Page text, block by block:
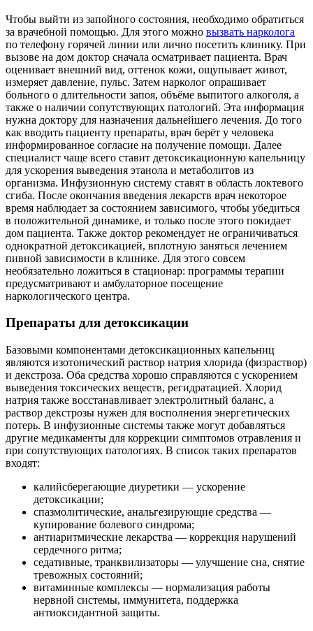
Чтобы выйти из запойного состояния, необходимо обратиться
за врачебной помощью. Для этого можно вызвать нарколога
по телефону горячей линии или лично посетить клинику. При
вызове на дом доктор сначала осматривает пациента. Врач
оценивает внешний вид, оттенок кожи, ощупывает живот,
измеряет давление, пульс. Затем нарколог опрашивает
больного о длительности запоя, объёме выпитого алкоголя, а
также о наличии сопутствующих патологий. Эта информация
нужна доктору для назначения дальнейшего лечения. До того
как вводить пациенту препараты, врач берёт у человека
информированное согласие на получение помощи. Далее
специалист чаще всего ставит детоксикационную капельницу
для ускорения выведения этанола и метаболитов из
организма. Инфузионную систему ставят в область локтевого
сгиба. После окончания введения лекарств врач некоторое
время наблюдает за состоянием зависимого, чтобы убедиться
в положительной динамике, и только после этого покидает
дом пациента. Также доктор рекомендует не ограничиваться
однократной детоксикацией, вплотную заняться лечением
пивной зависимости в клинике. Для этого совсем
необязательно ложиться в стационар: программы терапии
предусматривают и амбулаторное посещение
наркологического центра.
Препараты для детоксикации
Базовыми компонентами детоксикационных капельниц
являются изотонический раствор натрия хлорида (физраствор)
и декстроза. Оба средства хорошо справляются с ускорением
выведения токсических веществ, регидратацией. Хлорид
натрия также восстанавливает электролитный баланс, а
раствор декстрозы нужен для восполнения энергетических
потерь. В инфузионные системы также могут добавляться
другие медикаменты для коррекции симптомов отравления и
при сопутствующих патологиях. В список таких препаратов
входят:
калийсберегающие диуретики — ускорение
детоксикации;
спазмолитические, анальгезирующие средства —
купирование болевого синдрома;
антиаритмические лекарства — коррекция нарушений
сердечного ритма;
седативные, транквилизаторы — улучшение сна, снятие
тревожных состояний;
витаминные комплексы — нормализация работы
нервной системы, иммунитета, поддержка
антиоксидантной защиты.